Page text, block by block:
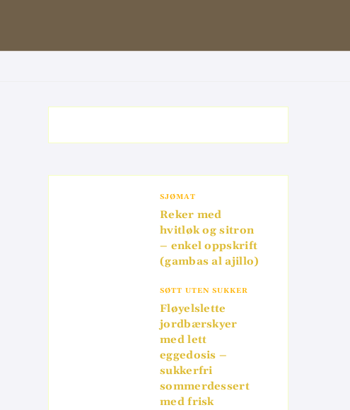
SJØMAT
Reker med
hvitløk og sitron
– enkel oppskrift
(gambas al ajillo)
SØTT UTEN SUKKER
Fløyelslette
jordbærskyer
med lett
eggedosis –
sukkerfri
sommerdessert
med frisk